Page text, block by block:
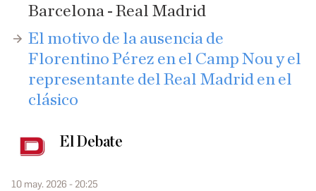
Barcelona - Real Madrid
El motivo de la ausencia de
Florentino Pérez en el Camp Nou y el
representante del Real Madrid en el
clásico
El Debate
10 may. 2026 - 20:25